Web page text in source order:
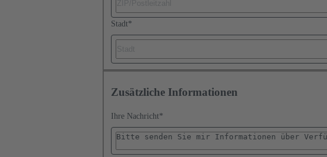
Stadt*
Zusätzliche Informationen
Ihre Nachricht*